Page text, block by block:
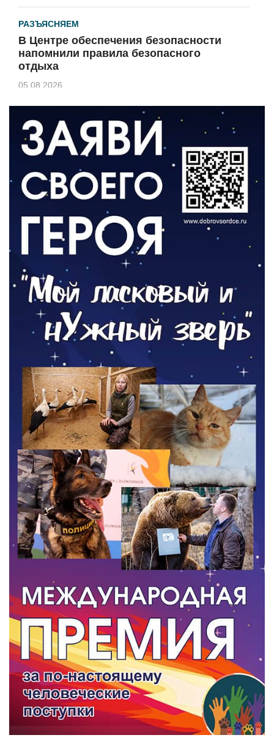
РАЗЪЯСНЯЕМ
В Центре обеспечения безопасности
напомнили правила безопасного
отдыха
05.08.2026
КУЛЬТУРА
Афиша Зеленоградска
04.08.2026
РАЗЪЯСНЯЕМ
Борьба с борщевиком продолжается
04.08.2026